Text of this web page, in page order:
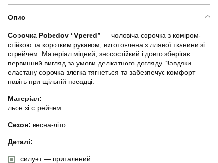
Опис
Сорочка Pobedov “Vpered” — чоловіча сорочка з коміром-
стійкою та коротким рукавом, виготовлена з лляної тканини зі
стрейчем. Матеріал міцний, зносостійкий і довго зберігає
первинний вигляд за умови делікатного догляду. Завдяки
еластану сорочка злегка тягнеться та забезпечує комфорт
навіть при щільній посадці.
Матеріал:
льон зі стрейчем
Сезон: весна-літо
Деталі:
силует — приталений